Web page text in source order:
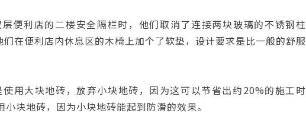
便利店的二楼安全隔栏时，他们取消了连接两块玻璃的不锈钢柱
在便利店内休息区的木椅上加个了软垫，设计要求是比一般的舒服
用大块地砖，放弃小块地砖，因为这可以节省出约20%的施工时
块地砖，因为小块地砖能起到防滑的效果。